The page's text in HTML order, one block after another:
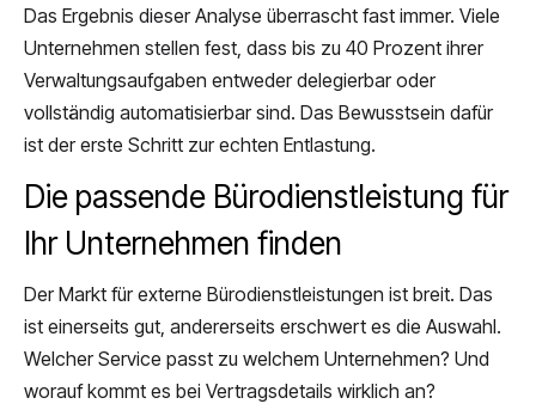
Das Ergebnis dieser Analyse überrascht fast immer. Viele
Unternehmen stellen fest, dass bis zu 40 Prozent ihrer
Verwaltungsaufgaben entweder delegierbar oder
vollständig automatisierbar sind. Das Bewusstsein dafür
ist der erste Schritt zur echten Entlastung.
Die passende Bürodienstleistung für
Ihr Unternehmen finden
Der Markt für externe Bürodienstleistungen ist breit. Das
ist einerseits gut, andererseits erschwert es die Auswahl.
Welcher Service passt zu welchem Unternehmen? Und
worauf kommt es bei Vertragsdetails wirklich an?